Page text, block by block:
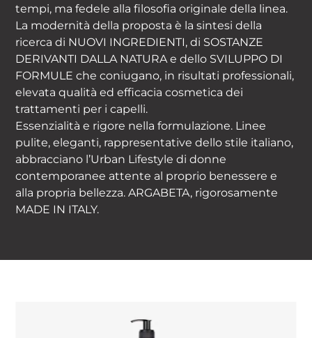
tempi, ma fedele alla filosofia originale della linea.
La modernità della proposta è la sintesi della
ricerca di NUOVI INGREDIENTI, di SOSTANZE
DERIVANTI DALLA NATURA e dello SVILUPPO DI
FORMULE che coniugano, in risultati professionali,
elevata qualità ed efficacia cosmetica dei
trattamenti per i capelli.
Essenzialità e rigore nella formulazione. Linee
pulite, eleganti, rappresentative dello stile italiano,
abbracciano l’Urban Lifestyle di donne
contemporanee attente al proprio benessere e
alla propria bellezza. ARGABETA, rigorosamente
MADE IN ITALY.